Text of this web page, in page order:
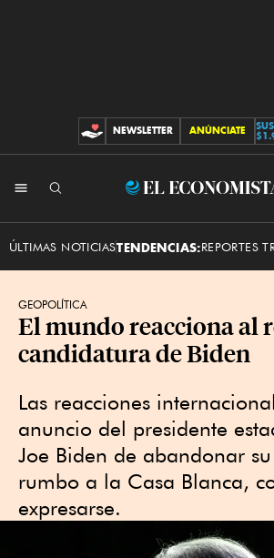
CONTRIBUCIONES
NEWSLETTER ANÚNCIATE
El
ÚLTIMAS NOTICIASTENDENCIAS:REPORTES
GEOPOLÍTICA
El mundo reacciona al
candidatura de Biden
Las reacciones
anuncio del presidente
Joe Biden de abandonar
rumbo a la Casa Blanca,
expresarse.